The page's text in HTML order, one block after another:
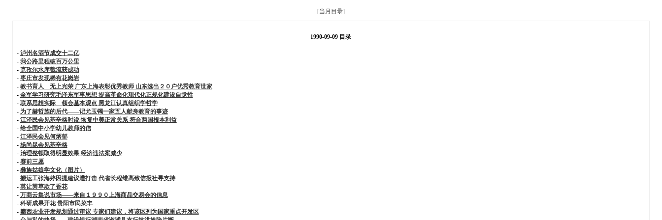
[当月目录]
1990-09-09 目录
- 泸州名酒节成交十二亿
- 我公路里程破百万公里
- 克孜尔水库截流获成功
- 枣庄市发现稀有花岗岩
- 教书育人 无上光荣 广东上海表彰优秀教师 山东选出２０户优秀教育世家
- 全军学习研究毛泽东军事思想 提高革命化现代化正规化建设自觉性
- 联系思想实际 领会基本观点 黑龙江认真组织学哲学
- 为了赫哲族的后代——记尤玉镯一家五人献身教育的事迹
- 江泽民会见基辛格时说 恢复中美正常关系 符合两国根本利益
- 给全国中小学幼儿教师的信
- 江泽民会见何炳郁
- 杨尚昆会见基辛格
- 治理整顿取得明显效果 经济违法案减少
- 赛前三愿
- 彝族姑娘学文化（图片）
- 搬运工张海婷因提建议遭打击 代省长程维高致信报社寻支持
- 莫让莠草欺了香花
- 万商云集说市场——来自１９９０上海商品交易会的信息
- 科研成果开花 贵阳市民菜丰
- 攀西农业开发规划通过审议 专家们建议，将该区列为国家重点开发区